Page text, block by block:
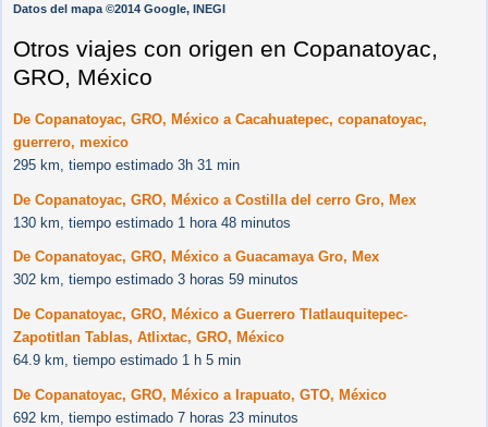
Datos del mapa ©2014 Google, INEGI
Otros viajes con origen en Copanatoyac,
GRO, México
De Copanatoyac, GRO, México a Cacahuatepec, copanatoyac,
guerrero, mexico
295 km, tiempo estimado 3h 31 min
De Copanatoyac, GRO, México a Costilla del cerro Gro, Mex
130 km, tiempo estimado 1 hora 48 minutos
De Copanatoyac, GRO, México a Guacamaya Gro, Mex
302 km, tiempo estimado 3 horas 59 minutos
De Copanatoyac, GRO, México a Guerrero Tlatlauquitepec-
Zapotitlan Tablas, Atlixtac, GRO, México
64.9 km, tiempo estimado 1 h 5 min
De Copanatoyac, GRO, México a Irapuato, GTO, México
692 km, tiempo estimado 7 horas 23 minutos